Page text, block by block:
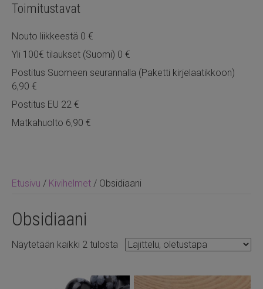
Etusivu / Kivihelmet / Obsidiaani
Obsidiaani
Näytetään kaikki 2 tulosta
Toimitustavat
Nouto liikkeestä 0 €
Yli 100€ tilaukset (Suomi) 0 €
Postitus Suomeen seurannalla (Paketti kirjelaatikkoon)
6,90 €
Postitus EU 22 €
Matkahuolto 6,90 €